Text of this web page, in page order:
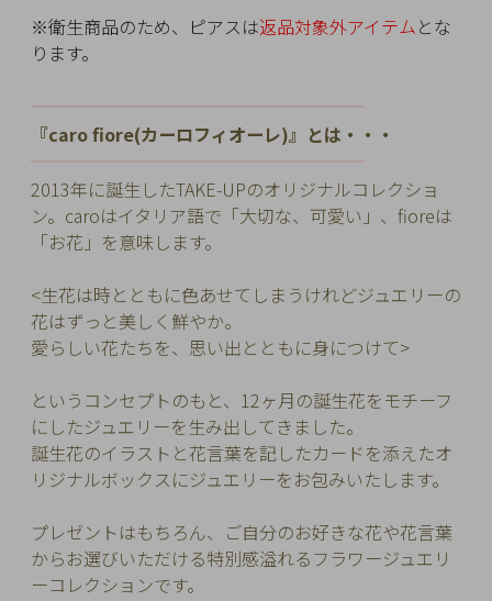
※衛生商品のため、ピアスは返品対象外アイテムとな
ります。
『caro fiore(カーロフィオーレ)』とは・・・
2013年に誕生したTAKE-UPのオリジナルコレクショ
ン。 caroはイタリア語で「大切な、可愛い」、fioreは
「お花」を意味します。
<生花は時とともに色あせてしまうけれどジュエリーの
花はずっと美しく鮮やか。
愛らしい花たちを、思い出とともに身につけて>
というコンセプトのもと、12ヶ月の誕生花をモチーフ
にしたジュエリーを生み出してきました。
誕生花のイラストと花言葉を記したカードを添えたオ
リジナルボックスにジュエリーをお包みいたします。
プレゼントはもちろん、ご自分のお好きな花や花言葉
からお選びいただける特別感溢れるフラワージュエリ
ーコレクションです。
ェ
ッ
た
品
ご
利
ガ
イ
ド
SHOP
LIST